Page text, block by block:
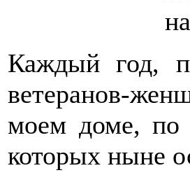
Каждый год,
ветеранов-
моем доме, по
которых ныне